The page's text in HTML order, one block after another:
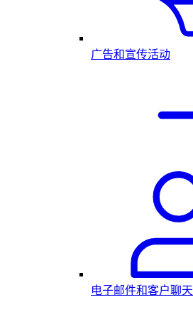
广告和宣传活动
电子邮件和客户聊天